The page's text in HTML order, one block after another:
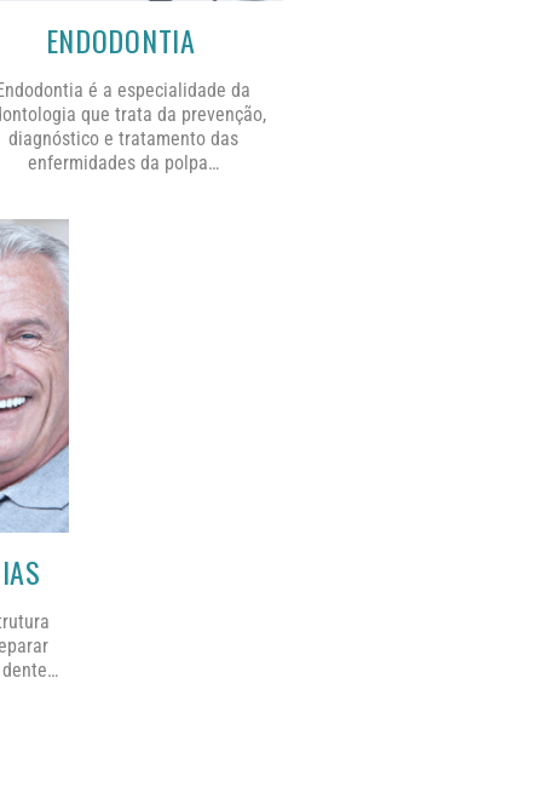
ENDODONTIA
é a especialidade da
que trata da prevenção,
diagnóstico e tratamento das
enfermidades da polpa…